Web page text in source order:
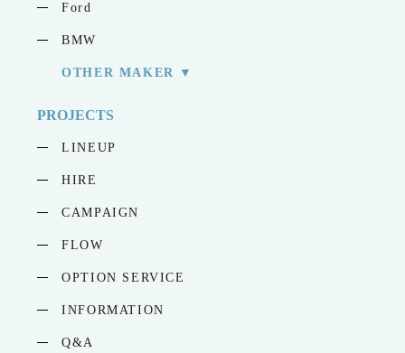
Ford
BMW
OTHER MAKER
PROJECTS
LINEUP
HIRE
CAMPAIGN
FLOW
OPTION SERVICE
INFORMATION
Q&A